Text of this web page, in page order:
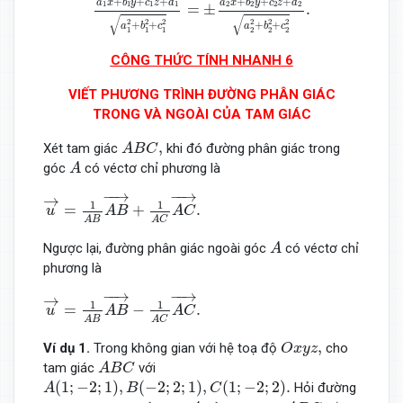
a1x b1y c1z d1
√a2
1 +b2
1 +c2
1
= ± a2x b2y c2z d2
√a2
2 +b2
2+c2
2
.
CÔNG THỨC TÍNH NHANH 6
VIẾT PHƯƠNG TRÌNH ĐƯỜNG PHÂN GIÁC
TRONG VÀ NGOÀI CỦA TAM GIÁC
Xét tam giác ABC,
A BC,
khi đó đường phân giác trong
góc A
A có véctơ chỉ phương là
→
u = 1
AB
−
−→
AB + 1
AC
−
−→
AC.
BAB→ CAC
Ngược lại, đường phân giác ngoài góc A
A có véctơ chỉ
phương là
→
u = 1
AB
−
−→
AB − 1
AC
−
−→
AC.
BAB→ CAC
Ví dụ 1. Trong không gian với hệ toạ độ Oxyz,
Ox
cho
tam giác ABC
A BC với
A(1; −2; 1), B(−2; 2; 1), C(1; −2; 2).
A(1 − ;1 ),B −2; 2 ;1 ,C (1 −2;2
Hỏi đường